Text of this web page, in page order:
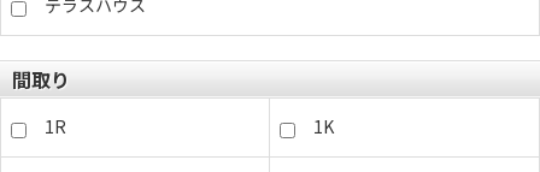
テラスハウス
間取り
1R 1K